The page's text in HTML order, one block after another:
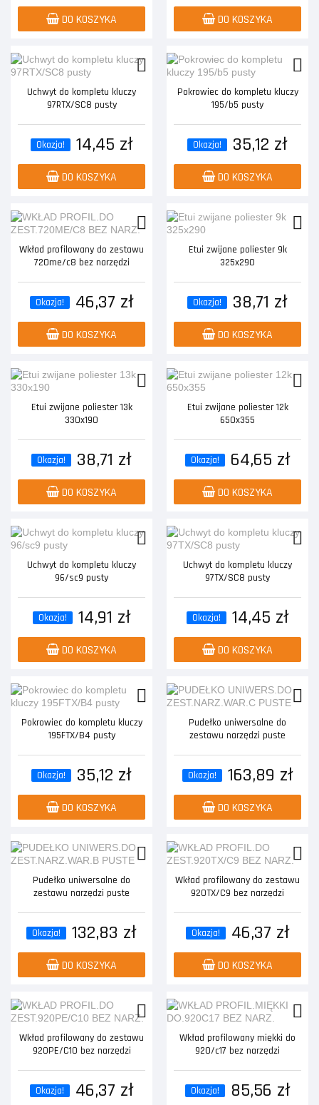
DO KOSZYKA DO KOSZYKA
Uchwyt do kompletu kluczy
97RTX/SC8 pusty
Okazja! 14,45 zł
DO KOSZYKA
Pokrowiec do kompletu kluczy
195/b5 pusty
Okazja! 35,12 zł
DO KOSZYKA
Wkład profilowany do zestawu
720me/c8 bez narzędzi
Okazja! 46,37 zł
DO KOSZYKA
Etui zwijane poliester 9k
325x290
Okazja! 38,71 zł
DO KOSZYKA
Etui zwijane poliester 13k
330x190
Okazja! 38,71 zł
DO KOSZYKA
Etui zwijane poliester 12k
650x355
Okazja! 64,65 zł
DO KOSZYKA
Uchwyt do kompletu kluczy
96/sc9 pusty
Okazja! 14,91 zł
DO KOSZYKA
Uchwyt do kompletu kluczy
97TX/SC8 pusty
Okazja! 14,45 zł
DO KOSZYKA
Pokrowiec do kompletu kluczy
195FTX/B4 pusty
Okazja! 35,12 zł
DO KOSZYKA
Pudełko uniwersalne do
zestawu narzędzi puste
Okazja! 163,89 zł
DO KOSZYKA
Pudełko uniwersalne do
zestawu narzędzi puste
Okazja! 132,83 zł
DO KOSZYKA
Wkład profilowany do zestawu
920TX/C9 bez narzędzi
Okazja! 46,37 zł
DO KOSZYKA
Wkład profilowany do zestawu
920PE/C10 bez narzędzi
Okazja! 46,37 zł
Wkład profilowany miękki do
920/c17 bez narzędzi
Okazja! 85,56 zł